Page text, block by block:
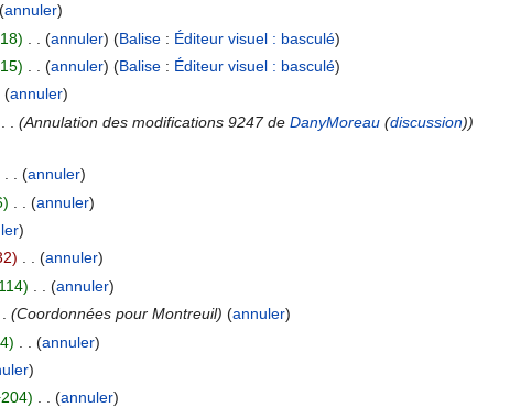
(annuler)
(annuler) (Balise: Éditeur visuel : basculé)
(annuler) (Balise: Éditeur visuel : basculé)
(annuler)
(Annulation des modifications 9247 de DanyMoreau(discussion))
. . (annuler)
(annuler)
)
. . (annuler)
(annuler)
(Coordonnées pour Montreuil) (annuler)
(annuler)
)
. . (annuler)